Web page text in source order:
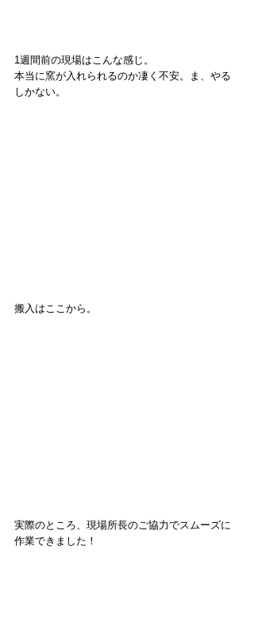
1週間前の現場はこんな感じ。
本当に窯が入れられるのか凄く不安。ま、やる
しかない。
搬入はここから。
実際のところ、現場所長のご協力でスムーズに
作業できました！